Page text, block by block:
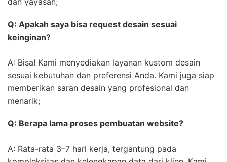
Q: Apakah saya bisa request desain sesuai
keinginan?
A: Bisa! Kami menyediakan layanan kustom desain
sesuai kebutuhan dan preferensi Anda. Kami juga siap
memberikan saran desain yang profesional dan
menarik;
Q: Berapa lama proses pembuatan website?
A: Rata-rata 3–7 hari kerja, tergantung pada